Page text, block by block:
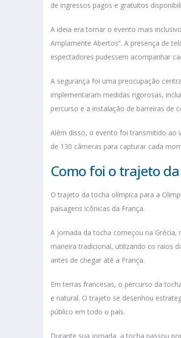
de ingressos pagos e gratuitos
A ideia era tornar o evento mais
Amplamente Abertos”. A presença de
espectadores pudessem acompanhar
A segurança foi uma preocupação
implementaram medidas rigorosas,
percurso e a instalação de barreiras de
Além disso, o evento foi transmitido ao
de 130 câmeras para capturar cada
Como foi o trajeto
O trajeto da tocha olímpica para a
paisagens icônicas da França.
A jornada da tocha começou na
maneira tradicional, utilizando os raios
antes de chegar até a França.
Em terras francesas, o percurso da
e natural. O trajeto se desenhou
público em todo o país.
Durante sua jornada, a tocha passou